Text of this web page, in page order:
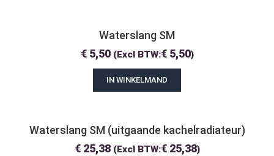
Waterslang SM
€5,50 (Excl BTW:€5,50)
IN WINKELMAND
Waterslang SM (uitgaande kachelradiateur)
€25,38 (Excl BTW:€25,38)